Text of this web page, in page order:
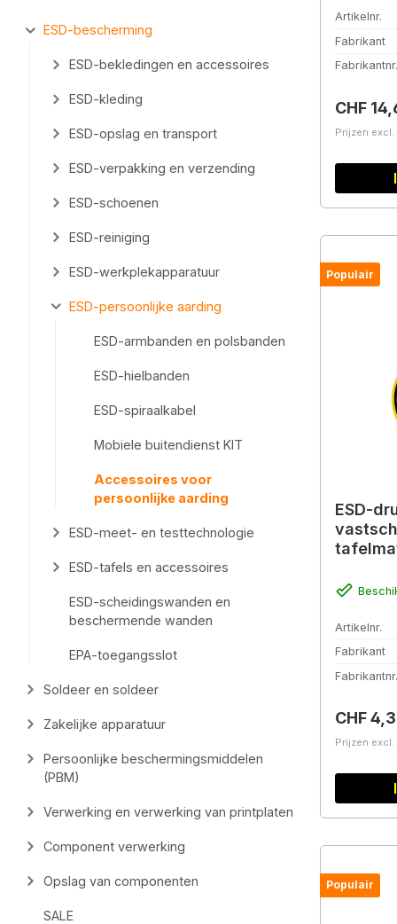
ESD-bescherming
ESD-bekledingen en accessoires
ESD-kleding
ESD-opslag en transport
ESD-verpakking en verzending
ESD-schoenen
ESD-reiniging
ESD-werkplekapparatuur
ESD-persoonlijke aarding
ESD-armbanden en polsbanden
ESD-hielbanden
ESD-spiraalkabel
Mobiele buitendienst KIT
Accessoires voor
persoonlijke aarding
ESD-meet- en testtechnologie
ESD-tafels en accessoires
ESD-scheidingswanden en
beschermende wanden
EPA-toegangsslot
Soldeer en soldeer
Zakelijke apparatuur
Persoonlijke beschermingsmiddelen
(PBM)
Verwerking en verwerking van printplaten
Component verwerking
Opslag van componenten
SALE
Artikelnr.
Fabrikant
Fabrikantnr.
Normale
CHF
Prijzen
Populair
ESD-
Artikelnr.
Fabrikant
Fabrikantnr.
Normale
CHF
Prijzen
Populair